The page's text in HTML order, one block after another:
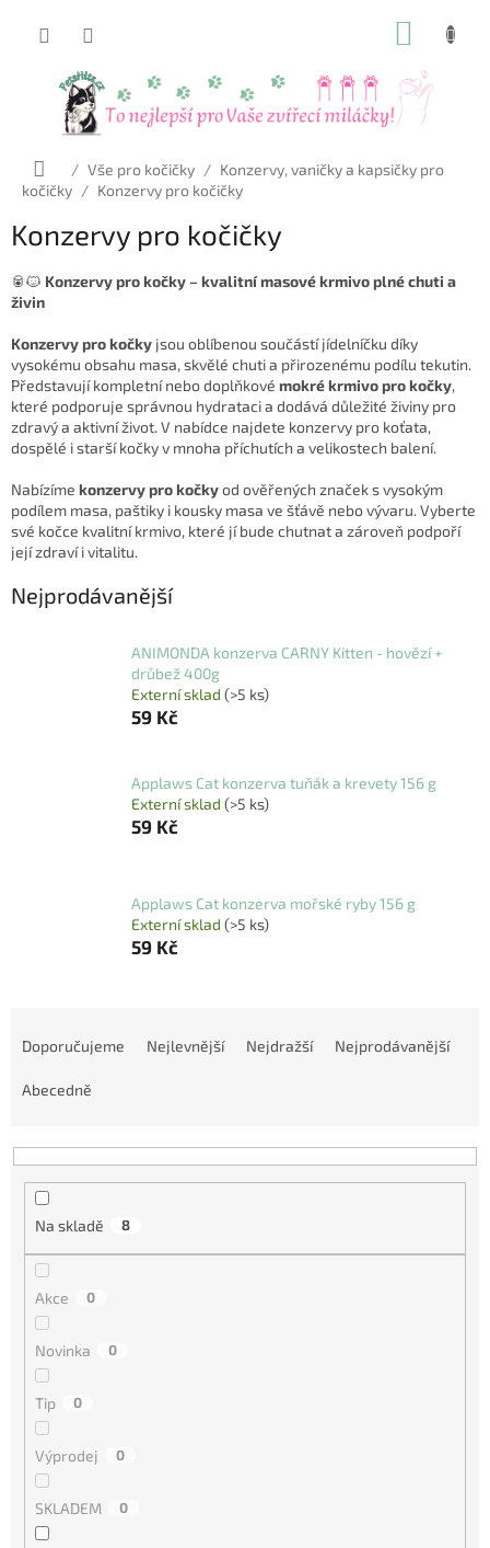
Domů
/ Vše pro kočičky / Konzervy, vaničky a kapsičky pro
kočičky / Konzervy pro kočičky
Konzervy pro kočičky
🥫🐱 Konzervy pro kočky – kvalitní masové krmivo plné chuti a
živin
Konzervy pro kočky jsou oblíbenou součástí jídelníčku díky
vysokému obsahu masa, skvělé chuti a přirozenému podílu tekutin.
Představují kompletní nebo doplňkové mokré krmivo pro kočky,
které podporuje správnou hydrataci a dodává důležité živiny pro
zdravý a aktivní život. V nabídce najdete konzervy pro koťata,
dospělé i starší kočky v mnoha příchutích a velikostech balení.
Nabízíme konzervy pro kočkyod ověřených značek s vysokým
podílem masa, paštiky i kousky masa ve šťávě nebo vývaru. Vyberte
své kočce kvalitní krmivo, které jí bude chutnat a zároveň podpoří
její zdraví i vitalitu.
Nejprodávanější
ANIMONDA konzerva CARNY Kitten - hovězí +
drůbež 400g
Externí sklad (>5 ks)
59 Kč
Applaws Cat konzerva tuňák a krevety 156 g
Externí sklad (>5 ks)
59 Kč
Applaws Cat konzerva mořské ryby 156 g
Externí sklad (>5 ks)
59 Kč
p
Doporučujeme Nejlevnější Nejdražší Nejprodávanější
Abecedně
Na skladě 8
Akce 0
Novinka 0
Tip 0
Výprodej 0
SKLADEM 0